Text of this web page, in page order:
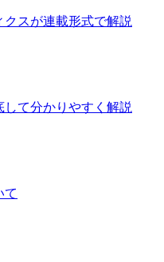
スが連載形式で解説
て分かりやすく解説
て